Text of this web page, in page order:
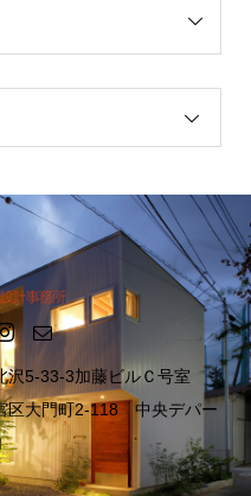
沢5-33-3加藤ビルＣ号室
区大門町2-118 中央デパー